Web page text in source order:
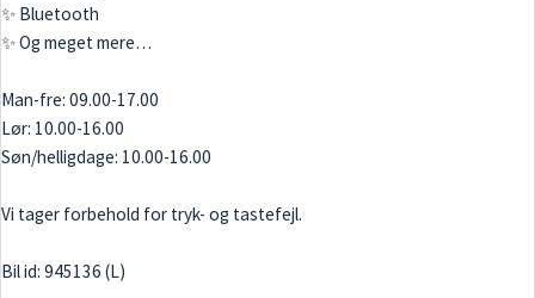
✨ Bluetooth
✨ Og meget mere…
Man-fre: 09.00-17.00
Lør: 10.00-16.00
Søn/helligdage: 10.00-16.00
Vi tager forbehold for tryk- og tastefejl.